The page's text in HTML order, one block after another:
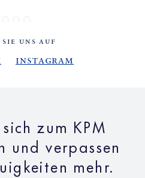
SIE UNS AUF
Instagram
zum KPM
und verpassen
mehr.